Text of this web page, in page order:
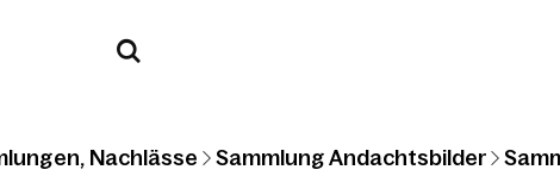
Nachlässe Sammlung Andachtsbilder